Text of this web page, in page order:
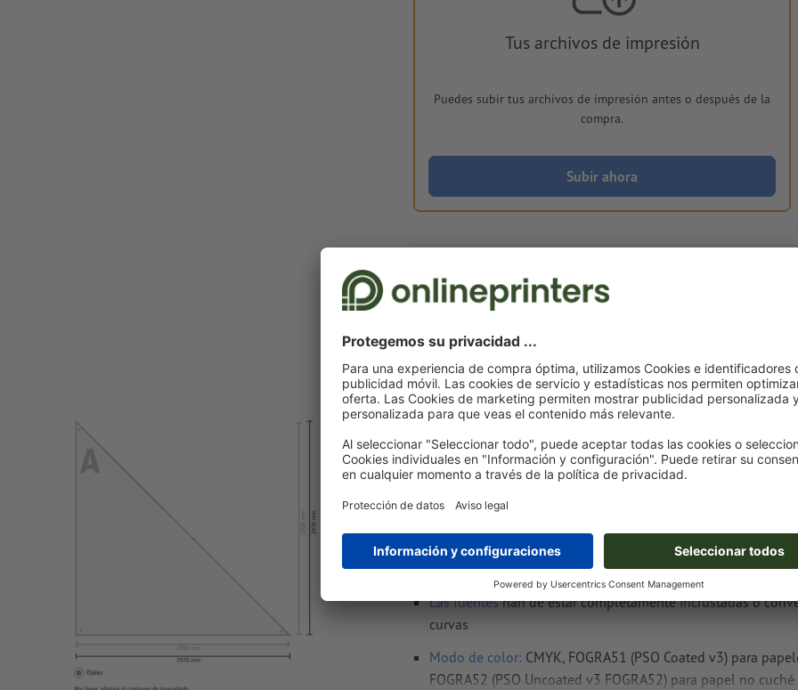
Tus archivos de impresión
Puedes subir tus archivos de impresión antes o después de la
compra.
Subir ahora
Entrega aprox.:
mié. 19 de ago.
Notas sobre archivos de impresión Toldos
Formato de datos: 297 x 297 cm
Zona visible: 295 x 295 cm
Dimensiones del sistema: 295 x 420 cm
Resolución:300 dpi
Las fuenteshan de estar completamente incrustadas o
curvas
Modo de color: CMYK, FOGRA51 (PSO Coated v3) para
FOGRA52 (PSO Uncoated v3 FOGRA52) para papel no cuché